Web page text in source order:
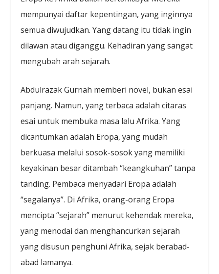
mempunyai daftar kepentingan, yang inginnya
semua diwujudkan. Yang datang itu tidak ingin
dilawan atau diganggu. Kehadiran yang sangat
mengubah arah sejarah.
Abdulrazak Gurnah memberi novel, bukan esai
panjang. Namun, yang terbaca adalah citaras
esai untuk membuka masa lalu Afrika. Yang
dicantumkan adalah Eropa, yang mudah
berkuasa melalui sosok-sosok yang memiliki
keyakinan besar ditambah “keangkuhan” tanpa
tanding. Pembaca menyadari Eropa adalah
“segalanya”. Di Afrika, orang-orang Eropa
mencipta “sejarah” menurut kehendak mereka,
yang menodai dan menghancurkan sejarah
yang disusun penghuni Afrika, sejak berabad-
abad lamanya.